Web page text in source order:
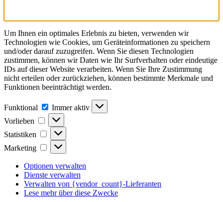
Um Ihnen ein optimales Erlebnis zu bieten, verwenden wir
Technologien wie Cookies, um Geräteinformationen zu speichern
und/oder darauf zuzugreifen. Wenn Sie diesen Technologien
zustimmen, können wir Daten wie Ihr Surfverhalten oder eindeutige
IDs auf dieser Website verarbeiten. Wenn Sie Ihre Zustimmung
nicht erteilen oder zurückziehen, können bestimmte Merkmale und
Funktionen beeinträchtigt werden.
Funktional Funktional
Immer aktiv
Vorlieben
Vorlieben
Statistiken Statistiken
Marketing Marketing
Optionen verwalten
Dienste verwalten
Verwalten von {vendor_count}-Lieferanten
Lese mehr über diese Zwecke